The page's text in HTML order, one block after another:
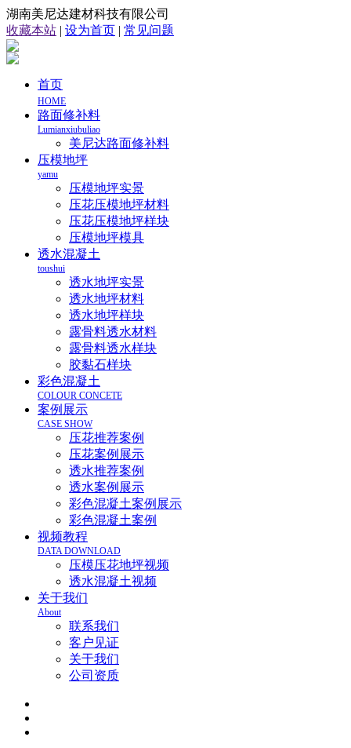
湖南美尼达建材科技有限公司
收藏本站 | 设为首页 | 常见问题
首页
HOME
路面修补料
Lumianxiubuliao
美尼达路面修补料
压模地坪
yamu
压模地坪实景
压花压模地坪材料
压花压模地坪样块
压模地坪模具
透水混凝土
toushui
透水地坪实景
透水地坪材料
透水地坪样块
露骨料透水材料
露骨料透水样块
胶黏石样块
彩色混凝土
COLOUR CONCETE
案例展示
CASE SHOW
压花推荐案例
压花案例展示
透水推荐案例
透水案例展示
彩色混凝土案例展示
彩色混凝土案例
视频教程
DATA DOWNLOAD
压模压花地坪视频
透水混凝土视频
关于我们
About
联系我们
客户见证
关于我们
公司资质